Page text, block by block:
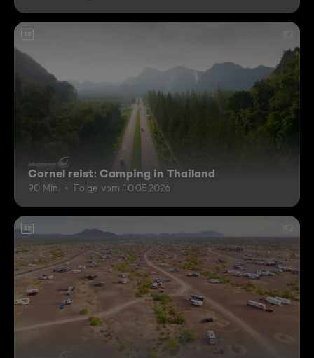
12
Cornel reist: Camping in Thailand
90 Min. Folge vom 10.05.2026
12